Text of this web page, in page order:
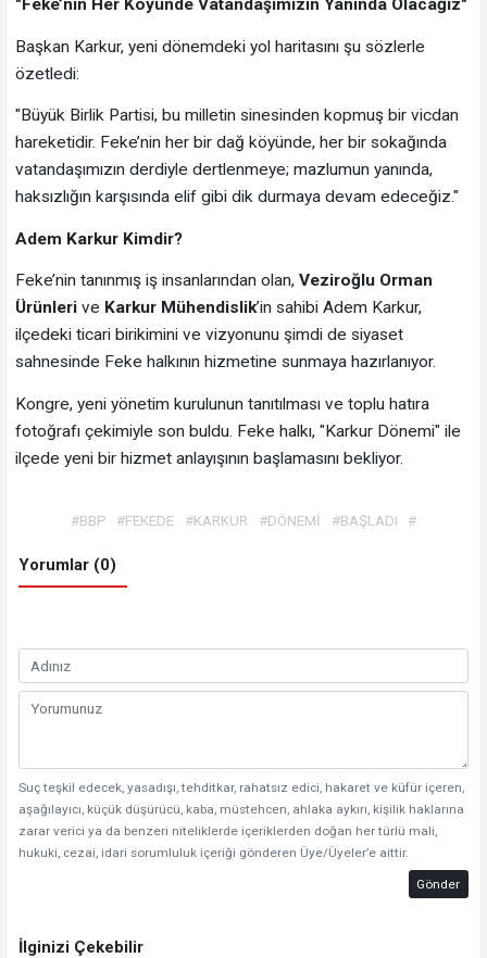
"Feke’nin Her Köyünde Vatandaşımızın Yanında Olacağız"
Başkan Karkur, yeni dönemdeki yol haritasını şu sözlerle
özetledi:
"Büyük Birlik Partisi, bu milletin sinesinden kopmuş bir vicdan
hareketidir. Feke’nin her bir dağ köyünde, her bir sokağında
vatandaşımızın derdiyle dertlenmeye; mazlumun yanında,
haksızlığın karşısında elif gibi dik durmaya devam edeceğiz."
Adem Karkur Kimdir?
Feke’nin tanınmış iş insanlarından olan, Veziroğlu Orman
Ürünlerive Karkur Mühendislik’in sahibi Adem Karkur,
ilçedeki ticari birikimini ve vizyonunu şimdi de siyaset
sahnesinde Feke halkının hizmetine sunmaya hazırlanıyor.
Kongre, yeni yönetim kurulunun tanıtılması ve toplu hatıra
fotoğrafı çekimiyle son buldu. Feke halkı, "Karkur Dönemi" ile
ilçede yeni bir hizmet anlayışının başlamasını bekliyor.
#BBP #FEKEDE #KARKUR #DÖNEMİ #BAŞLADI #
Yorumlar (0)
Suç teşkil edecek, yasadışı, tehditkar, rahatsız edici, hakaret ve küfür içeren,
aşağılayıcı, küçük düşürücü, kaba, müstehcen, ahlaka aykırı, kişilik haklarına
zarar verici ya da benzeri niteliklerde içeriklerden doğan her türlü mali,
hukuki, cezai, idari sorumluluk içeriği gönderen Üye/Üyeler’e aittir.
Gönder
İlginizi Çekebilir